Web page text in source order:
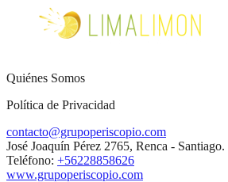
Quiénes Somos
Política de Privacidad
contacto@grupoperiscopio.com
José Joaquín Pérez 2765, Renca - Santiago.
Teléfono: +56228858626
www.grupoperiscopio.com